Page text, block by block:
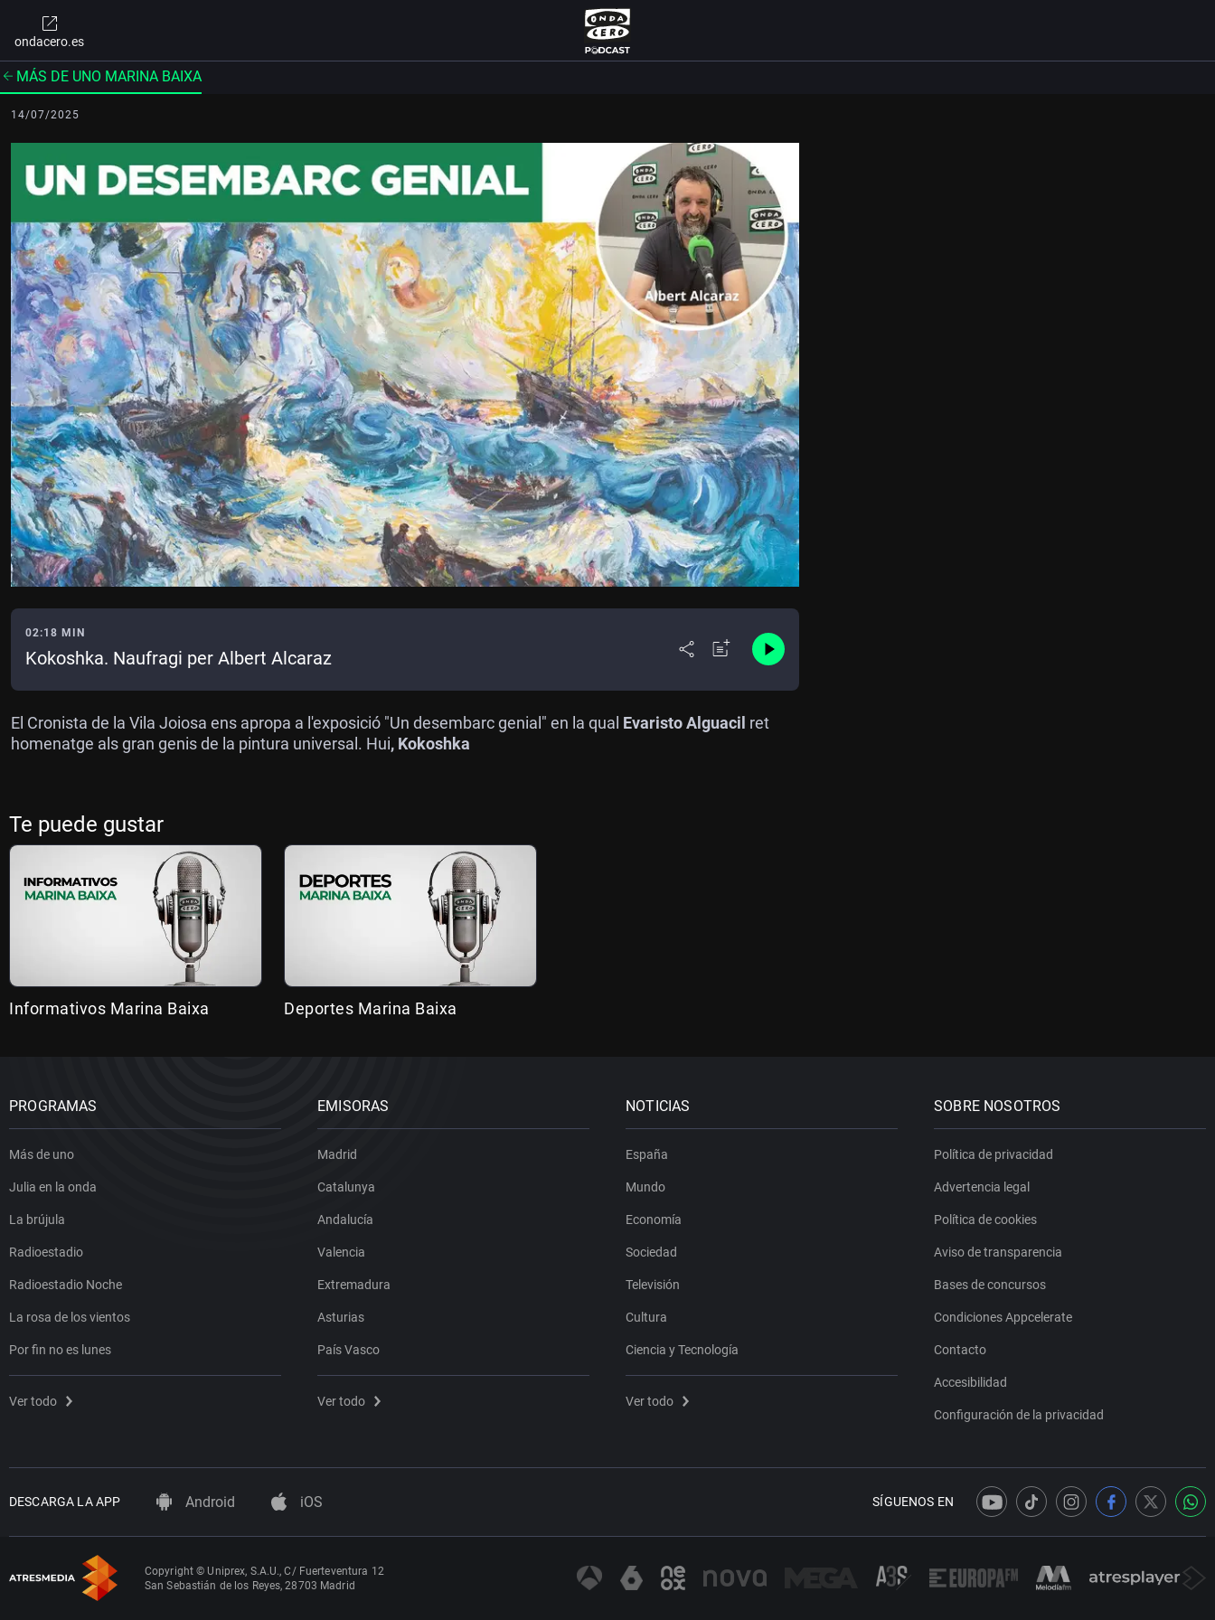
ondacero.es
MÁS DE UNO MARINA BAIXA
14/07/2025
02:18 MIN
Kokoshka. Naufragi per Albert Alcaraz
El Cronista de la Vila Joiosa ens apropa a l'exposició "Un desembarc genial" en la qual Evaristo Alguacil ret
homenatge als gran genis de la pintura universal. Hui, Kokoshka
Te puede gustar
Informativos Marina Baixa Deportes Marina Baixa
PROGRAMAS
Más de uno
Julia en la onda
La brújula
Radioestadio
Radioestadio Noche
La rosa de los vientos
Por fin no es lunes
Ver todo
EMISORAS
Madrid
Catalunya
Andalucía
Valencia
Extremadura
Asturias
País Vasco
Ver todo
NOTICIAS
España
Mundo
Economía
Sociedad
Televisión
Cultura
Ciencia y Tecnología
Ver todo
SOBRE NOSOTROS
Política de privacidad
Advertencia legal
Política de cookies
Aviso de transparencia
Bases de concursos
Condiciones Appcelerate
Contacto
Accesibilidad
Configuración de la privacidad
DESCARGA LA APP Android iOS SÍGUENOS EN
Copyright © Uniprex, S.A.U., C/ Fuerteventura 12
San Sebastián de los Reyes, 28703 Madrid